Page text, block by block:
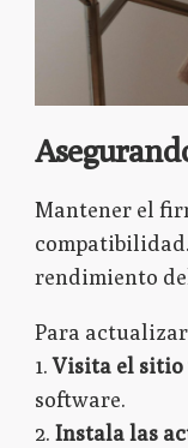
Mantener el
rendimiento
Para
1.Visita el sitio
software.
2. Instala las